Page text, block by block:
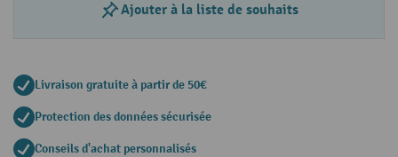
Ajouter à la liste de souhaits
Livraison gratuite à partir de 50€
Protection des données sécurisée
Conseils d'achat personnalisés